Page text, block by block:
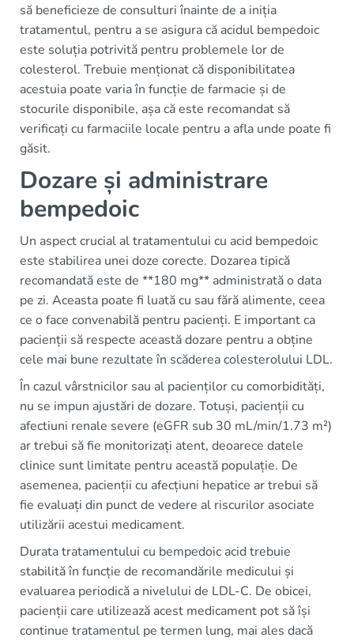
să beneficieze de consulturi înainte de a iniția
tratamentul, pentru a se asigura că acidul bempedoic
este soluția potrivită pentru problemele lor de
colesterol. Trebuie menționat că disponibilitatea
acestuia poate varia în funcție de farmacie și de
stocurile disponibile, așa că este recomandat să
verificați cu farmaciile locale pentru a afla unde poate fi
găsit.
Dozare și administrare
bempedoic
Un aspect crucial al tratamentului cu acid bempedoic
este stabilirea unei doze corecte. Dozarea tipică
recomandată este de **180 mg** administrată o data
pe zi. Aceasta poate fi luată cu sau fără alimente, ceea
ce o face convenabilă pentru pacienți. E important ca
pacienții să respecte această dozare pentru a obține
cele mai bune rezultate în scăderea colesterolului LDL.
În cazul vârstnicilor sau al pacienților cu comorbidități,
nu se impun ajustări de dozare. Totuși, pacienții cu
afectiuni renale severe (eGFR sub 30 mL/min/1.73 m²)
ar trebui să fie monitorizați atent, deoarece datele
clinice sunt limitate pentru această populație. De
asemenea, pacienții cu afecțiuni hepatice ar trebui să
fie evaluați din punct de vedere al riscurilor asociate
utilizării acestui medicament.
Durata tratamentului cu bempedoic acid trebuie
stabilită în funcție de recomandările medicului și
evaluarea periodică a nivelului de LDL-C. De obicei,
pacienții care utilizează acest medicament pot să își
continue tratamentul pe termen lung, mai ales dacă